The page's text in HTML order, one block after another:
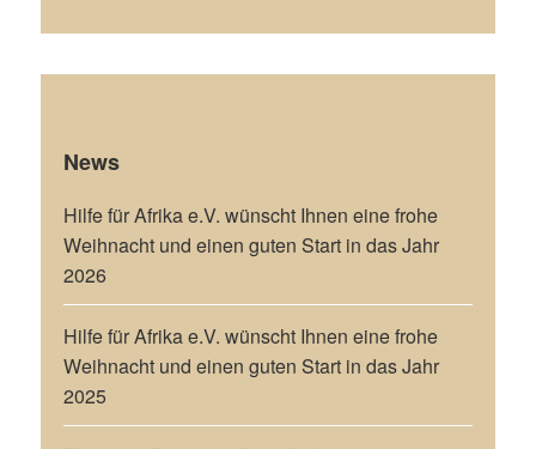
News
Hilfe für Afrika e.V. wünscht Ihnen eine frohe
Weihnacht und einen guten Start in das Jahr
2026
Hilfe für Afrika e.V. wünscht Ihnen eine frohe
Weihnacht und einen guten Start in das Jahr
2025